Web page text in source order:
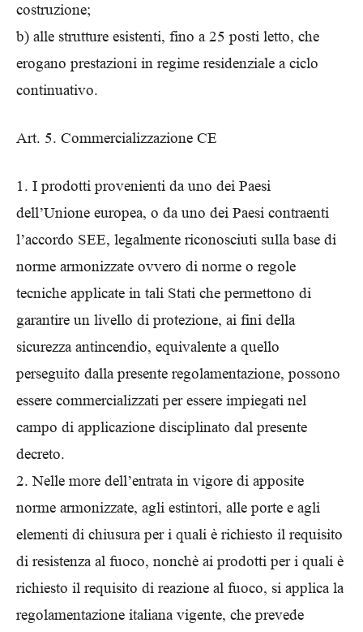
costruzione;
b) alle strutture esistenti, fino a 25 posti letto, che
erogano prestazioni in regime residenziale a ciclo
continuativo.
Art. 5. Commercializzazione CE
1. I prodotti provenienti da uno dei Paesi
dell’Unione europea, o da uno dei Paesi contraenti
l’accordo SEE, legalmente riconosciuti sulla base di
norme armonizzate ovvero di norme o regole
tecniche applicate in tali Stati che permettono di
garantire un livello di protezione, ai fini della
sicurezza antincendio, equivalente a quello
perseguito dalla presente regolamentazione, possono
essere commercializzati per essere impiegati nel
campo di applicazione disciplinato dal presente
decreto.
2. Nelle more dell’entrata in vigore di apposite
norme armonizzate, agli estintori, alle porte e agli
elementi di chiusura per i quali è richiesto il requisito
di resistenza al fuoco, nonchè ai prodotti per i quali è
richiesto il requisito di reazione al fuoco, si applica la
regolamentazione italiana vigente, che prevede